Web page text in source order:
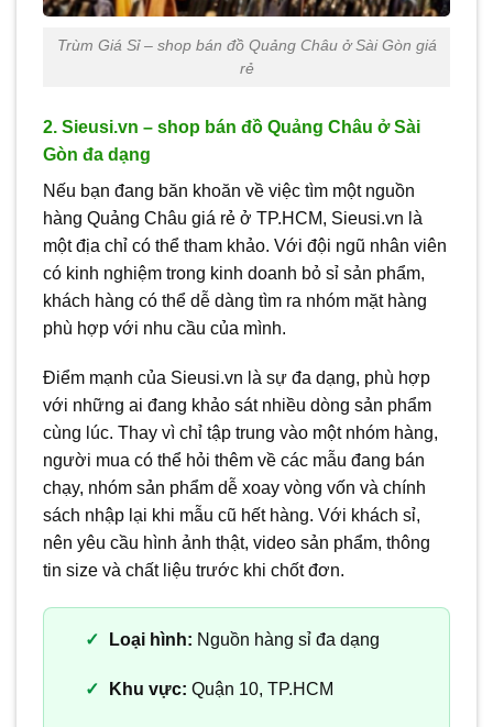
Trùm Giá Sỉ – shop bán đồ Quảng Châu ở Sài Gòn giá
rẻ
2. Sieusi.vn – shop bán đồ Quảng Châu ở Sài
Gòn đa dạng
Nếu bạn đang băn khoăn về việc tìm một nguồn
hàng Quảng Châu giá rẻ ở TP.HCM, Sieusi.vn là
một địa chỉ có thể tham khảo. Với đội ngũ nhân viên
có kinh nghiệm trong kinh doanh bỏ sỉ sản phẩm,
khách hàng có thể dễ dàng tìm ra nhóm mặt hàng
phù hợp với nhu cầu của mình.
Điểm mạnh của Sieusi.vn là sự đa dạng, phù hợp
với những ai đang khảo sát nhiều dòng sản phẩm
cùng lúc. Thay vì chỉ tập trung vào một nhóm hàng,
người mua có thể hỏi thêm về các mẫu đang bán
chạy, nhóm sản phẩm dễ xoay vòng vốn và chính
sách nhập lại khi mẫu cũ hết hàng. Với khách sỉ,
nên yêu cầu hình ảnh thật, video sản phẩm, thông
tin size và chất liệu trước khi chốt đơn.
Loại hình: Nguồn hàng sỉ đa dạng
Khu vực: Quận 10, TP.HCM